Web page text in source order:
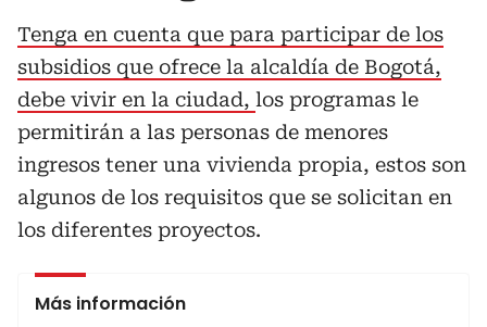
Tenga en cuenta que para participar de los
subsidios que ofrece la alcaldía de Bogotá,
debe vivir en la ciudad, los programas le
permitirán a las personas de menores
ingresos tener una vivienda propia, estos son
algunos de los requisitos que se solicitan en
los diferentes proyectos.
Más información